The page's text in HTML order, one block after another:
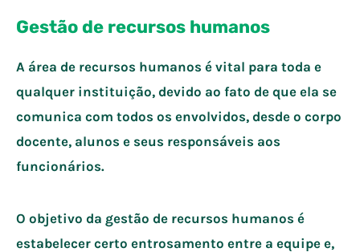
Gestão de recursos humanos
A área de recursos humanos é vital para toda e
qualquer instituição, devido ao fato de que ela se
comunica com todos os envolvidos, desde o corpo
docente, alunos e seus responsáveis aos
funcionários.
O objetivo da gestão de recursos humanos é
estabelecer certo entrosamento entre a equipe e,